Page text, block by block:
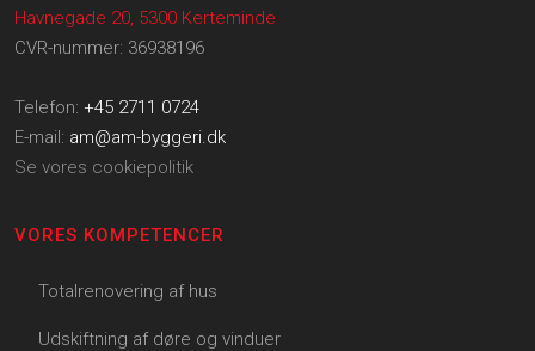
Havnegade 20, 5300 Kerteminde
CVR-nummer: 36938196
Telefon: +45 2711 0724
E-mail: am@am-byggeri.dk
Se vores cookiepolitik
VORES KOMPETENCER
Totalrenovering af hus
Udskiftning af døre og vinduer